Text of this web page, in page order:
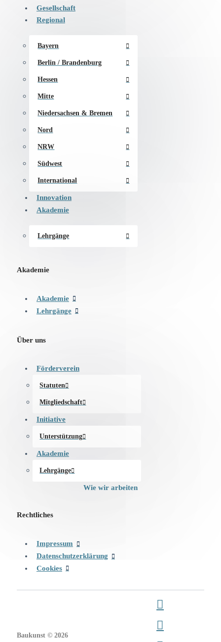
Gesellschaft
Regional
Bayern
Berlin / Brandenburg
Hessen
Mitte
Niedersachsen & Bremen
Nord
NRW
Südwest
International
Innovation
Akademie
Lehrgänge
Akademie
Akademie
Lehrgänge
Über uns
Förderverein
Statuten
Mitgliedschaft
Initiative
Unterstützung
Akademie
Lehrgänge
Wie wir arbeiten
Rechtliches
Impressum
Datenschutzerklärung
Cookies
Baukunst © 2026